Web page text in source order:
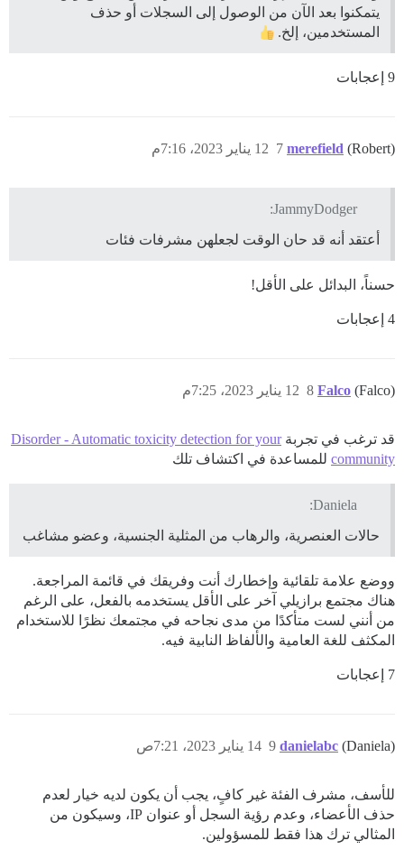
يتمكنوا بعد الآن من الوصول إلى السجلات أو حذف
المستخدمين، إلخ.
9 إعجابات
merefield (Robert) 12 يناير 2023، 7:16م 7
JammyDodger:
أعتقد أنه قد حان الوقت لجعلهن مشرفات فئات
حسناً، البدائل على الأقل!
4 إعجابات
Falco (Falco) 12 يناير 2023، 7:25م 8
قد ترغب في تجربةDisorder - Automatic toxicity detection for your
community للمساعدة في اكتشاف تلك
Daniela:
حالات العنصرية، والرهاب من المثلية الجنسية، وعضو مشاغب
ووضع علامة تلقائية وإخطارك أنت وفريقك في قائمة المراجعة.
هناك مجتمع برازيلي آخر على الأقل يستخدمه بالفعل، على الرغم
من أنني لست متأكدًا من مدى نجاحه في مجتمعك نظرًا للاستخدام
المكثف للغة العامية والألفاظ النابية فيه.
7 إعجابات
danielabc (Daniela) 14 يناير 2023، 7:21ص 9
للأسف، مشرف الفئة غير كافٍ، يجب أن يكون لديه خيار لعدم
حذف الأعضاء، وعدم رؤية السجل أو عنوان IP، وسيكون من
المثالي ترك هذا فقط للمسؤولين.